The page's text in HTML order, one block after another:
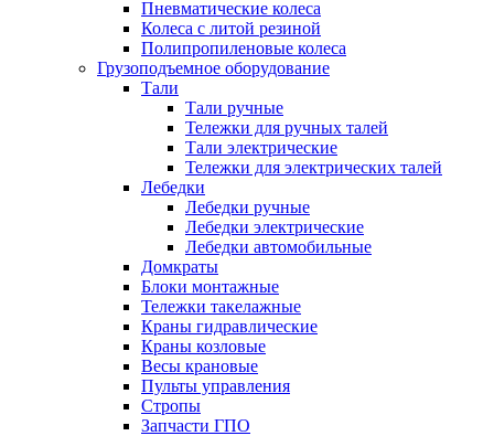
Пневматические колеса
Колеса с литой резиной
Полипропиленовые колеса
Грузоподъемное оборудование
Тали
Тали ручные
Тележки для ручных талей
Тали электрические
Тележки для электрических талей
Лебедки
Лебедки ручные
Лебедки электрические
Лебедки автомобильные
Домкраты
Блоки монтажные
Тележки такелажные
Краны гидравлические
Краны козловые
Весы крановые
Пульты управления
Стропы
Запчасти ГПО